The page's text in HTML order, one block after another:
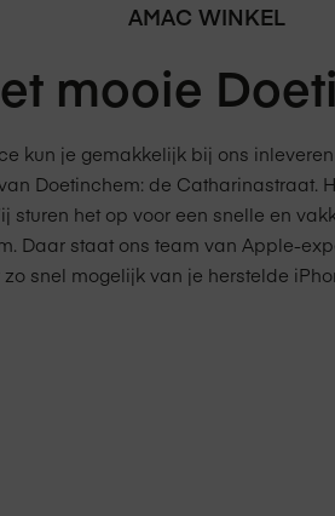
AMAC WINKEL
mooie
kun je gemakkelijk bij ons
Doetinchem: de Catharinastraat.
sturen het op voor een snelle en
Daar staat ons team van Apple-
snel mogelijk van je herstelde